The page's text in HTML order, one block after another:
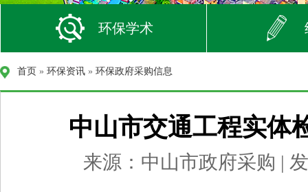
环保学术
首页 » 环保资讯 » 环保政府采购信息
中山市交通工程实体
来源：中山市政府采购 |